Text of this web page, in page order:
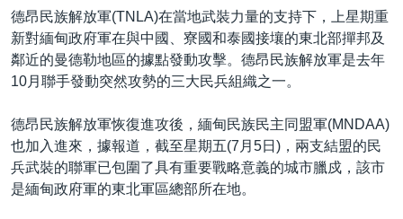
YOUTUBE頻道
港人港心
美國透視
建國史話
其他語言網站
德昂民族解放軍(TNLA)在當地武裝力量的支持下，上星期重
新對緬甸政府軍在與中國、寮國和泰國接壤的東北部撣邦及
鄰近的曼德勒地區的據點發動攻擊。德昂民族解放軍是去年
10月聯手發動突然攻勢的三大民兵組織之一。
德昂民族解放軍恢復進攻後，緬甸民族民主同盟軍(MNDAA)
也加入進來，據報道，截至星期五(7月5日)，兩支結盟的民
兵武裝的聯軍已包圍了具有重要戰略意義的城市臘戍，該市
是緬甸政府軍的東北軍區總部所在地。